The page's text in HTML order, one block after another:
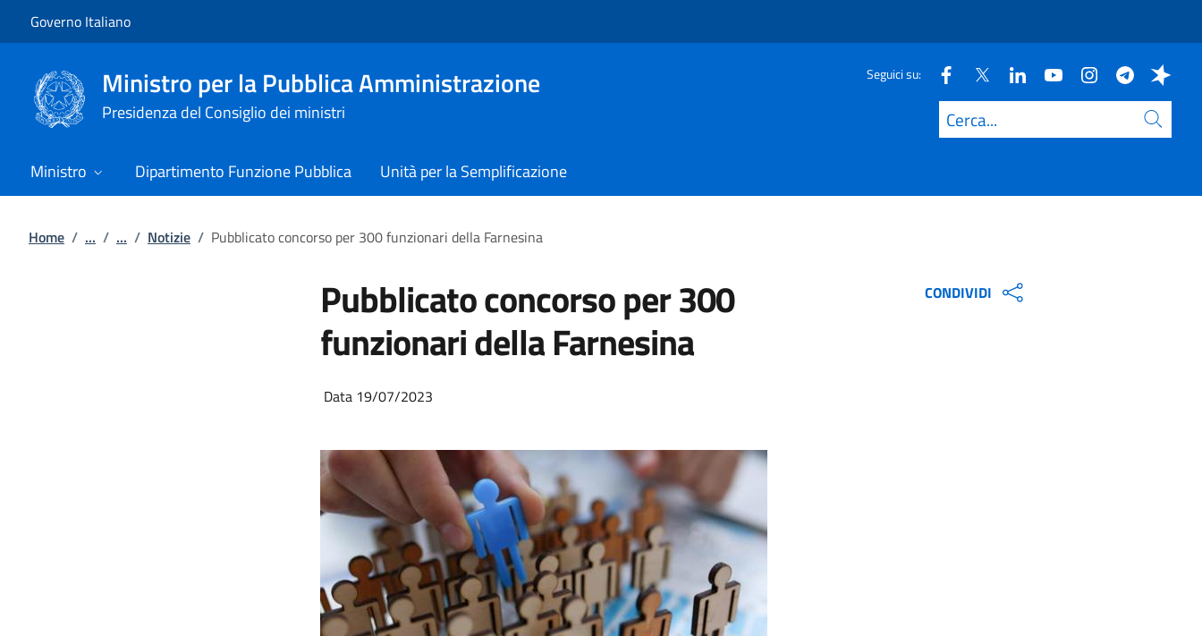
Governo Italiano
Ministro per la Pubblica Amministrazione
Presidenza del Consiglio dei ministri
Seguici su:
Cerca
Ministro Dipartimento Funzione Pubblica Unità per la Semplificazione
Home / ... / ... / Notizie / Pubblicato concorso per 300 funzionari della Farnesina
Pubblicato concorso per 300
funzionari della Farnesina
Data 19/07/2023
CONDIVIDI